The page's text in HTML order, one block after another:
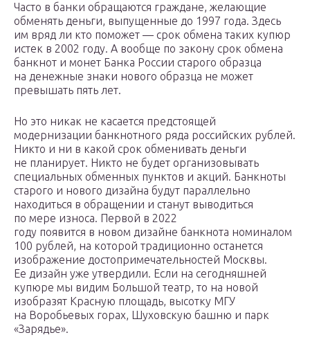
Часто в банки обращаются граждане, желающие
обменять деньги, выпущенные до 1997 года. Здесь
им вряд ли кто поможет — срок обмена таких купюр
истек в 2002 году. А вообще по закону срок обмена
банкнот и монет Банка России старого образца
на денежные знаки нового образца не может
превышать пять лет.
Но это никак не касается предстоящей
модернизации банкнотного ряда российских рублей.
Никто и ни в какой срок обменивать деньги
не планирует. Никто не будет организовывать
специальных обменных пунктов и акций. Банкноты
старого и нового дизайна будут параллельно
находиться в обращении и станут выводиться
по мере износа. Первой в 2022
году появится в новом дизайне банкнота номиналом
100 рублей, на которой традиционно останется
изображение достопримечательностей Москвы.
Ее дизайн уже утвердили. Если на сегодняшней
купюре мы видим Большой театр, то на новой
изобразят Красную площадь, высотку МГУ
на Воробьевых горах, Шуховскую башню и парк
«Зарядье».